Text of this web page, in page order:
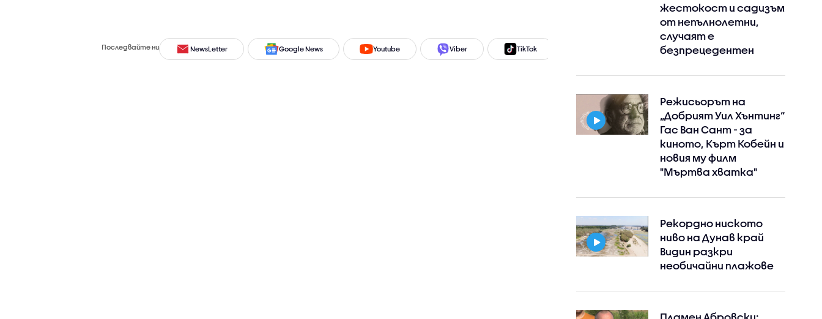
Последвайте ни NewsLetter Google News Youtube Viber TikTok Facebook
жестокост и садизъм
от непълнолетни,
случаят е
безпрецедентен
Режисьорът на
„Добрият Уил Хънтинг“
Гас Ван Сант - за
киното, Кърт Кобейн и
новия му филм
"Мъртва хватка"
Рекордно ниското
ниво на Дунав край
Видин разкри
необичайни плажове